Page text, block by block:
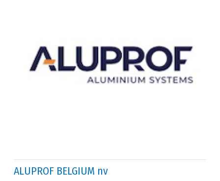
ALUPROF BELGIUM nv